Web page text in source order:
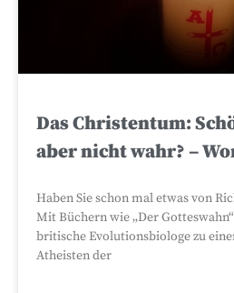
Das Christentum:
aber nicht wahr? –
Haben Sie schon mal etwas von
Mit Büchern wie „Der
britische Evolutionsbiologe zu
Atheisten der